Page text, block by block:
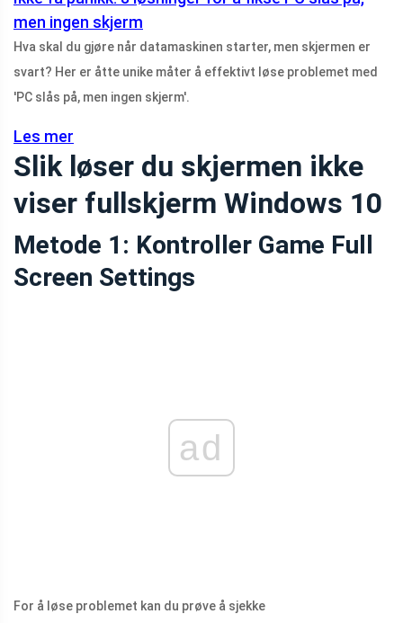
men ingen skjerm
Hva skal du gjøre når datamaskinen starter, men skjermen er
svart? Her er åtte unike måter å effektivt løse problemet med
'PC slås på, men ingen skjerm'.
Les mer
Slik løser du skjermen ikke
viser fullskjerm Windows 10
Metode 1: Kontroller Game Full
Screen Settings
ad
For å løse problemet kan du prøve å sjekke